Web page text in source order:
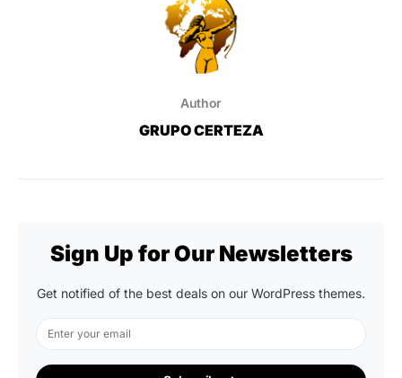
Author
GRUPO CERTEZA
Sign Up for Our Newsletters
Get notified of the best deals on our WordPress themes.